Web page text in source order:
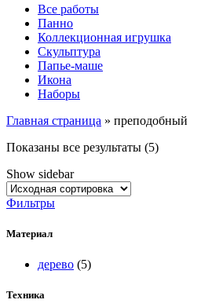
Все работы
Панно
Коллекционная игрушка
Скульптура
Папье-маше
Икона
Наборы
Главная страница » преподобный
Показаны все результаты (5)
Show sidebar
Фильтры
Материал
дерево (5)
Техника